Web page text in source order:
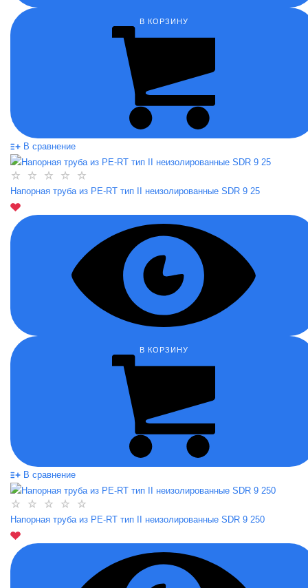
В КОРЗИНУ
В сравнение
Напорная труба из PE-RT тип II неизолированные SDR 9 25
В КОРЗИНУ
В сравнение
Напорная труба из PE-RT тип II неизолированные SDR 9 250